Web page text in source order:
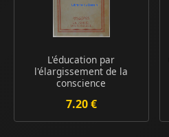
L'éducation par
l'élargissement de la
conscience
7.20 €